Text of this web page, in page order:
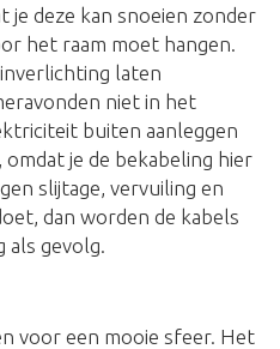
deze kan snoeien zonder
het raam moet hangen.
laten
niet in het
buiten aanleggen
je de bekabeling hier
slijtage, vervuiling en
dan worden de kabels
gevolg.
voor een mooie sfeer. Het